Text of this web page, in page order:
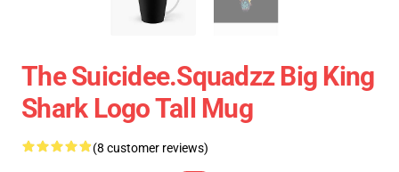
The Suicidee.Squadzz Big King
Shark Logo Tall Mug
(8 customer reviews)